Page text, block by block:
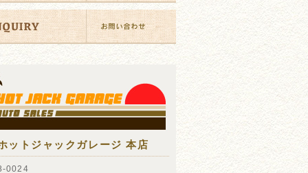
ットジャックガレージ 本店
0024